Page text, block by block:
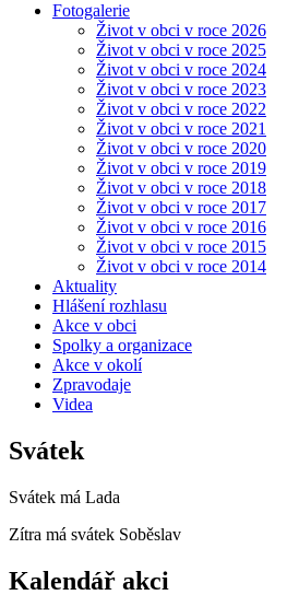
Fotogalerie
Život v obci v roce 2026
Život v obci v roce 2025
Život v obci v roce 2024
Život v obci v roce 2023
Život v obci v roce 2022
Život v obci v roce 2021
Život v obci v roce 2020
Život v obci v roce 2019
Život v obci v roce 2018
Život v obci v roce 2017
Život v obci v roce 2016
Život v obci v roce 2015
Život v obci v roce 2014
Aktuality
Hlášení rozhlasu
Akce v obci
Spolky a organizace
Akce v okolí
Zpravodaje
Videa
Svátek
Svátek má Lada
Zítra má svátek Soběslav
Kalendář akci